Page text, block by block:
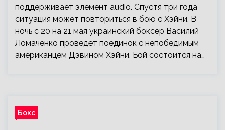
поддерживает элемент audio. Спустя три года
ситуация может повториться в бою с Хэйни. В
ночь с 20 на 21 мая украинский боксёр Василий
Ломаченко проведёт поединок с непобедимым
американцем Дэвином Хэйни. Бой состоится на…
Бокс